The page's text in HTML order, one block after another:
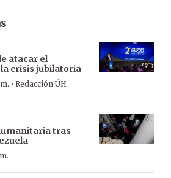
atacar el
crisis jubilatoria
· Redacción ÚH
tras